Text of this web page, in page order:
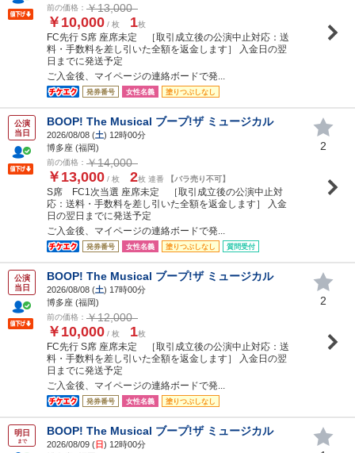
前の価格： ￥13,000
￥10,000 / 枚 1枚
FC先行 S席 座席未定 ［取引成立後の公演中止対応：送
料・手数料を差し引いた全額を返金します］ 入金日の翌
日までに発送予定
ご入金後、マイページの連絡ボードで発...
発券番号 女性名義 塗りつぶしなし
公演
当日
BOOP! The Musical ブープ!ザ ミュージカル
2026/08/08 (土) 12時00分
博多座 (福岡)
前の価格： ￥14,000
￥13,000 / 枚 2枚 連番 【バラ売り不可】
S席 FC1次当選 座席未定 ［取引成立後の公演中止対
応：送料・手数料を差し引いた全額を返金します］ 入金
日の翌日までに発送予定
ご入金後、マイページの連絡ボードで発...
発券番号 女性名義 塗りつぶしなし 質問受付
2
公演
当日
BOOP! The Musical ブープ!ザ ミュージカル
2026/08/08 (土) 17時00分
博多座 (福岡)
前の価格： ￥12,000
￥10,000 / 枚 1枚
FC先行 S席 座席未定 ［取引成立後の公演中止対応：送
料・手数料を差し引いた全額を返金します］ 入金日の翌
日までに発送予定
ご入金後、マイページの連絡ボードで発...
発券番号 女性名義 塗りつぶしなし
2
明日
まで
BOOP! The Musical ブープ!ザ ミュージカル
2026/08/09 (日) 12時00分